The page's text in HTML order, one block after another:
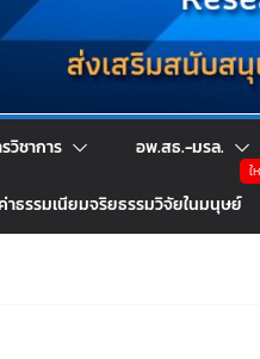
วิชาการ อพ.สธ.-มรล.
าธรรมเนียมจริยธรรมวิจัยในมนุษย์